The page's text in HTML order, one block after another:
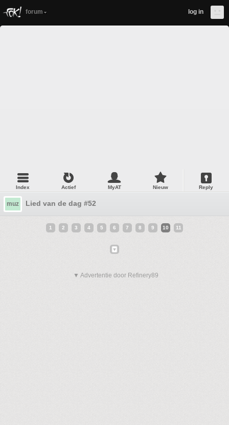
forum log in
Index Actief MyAT Nieuw Reply
muz Lied van de dag #52
1 2 3 4 5 6 7 8 9 10 11
▼ Advertentie door Refinery89